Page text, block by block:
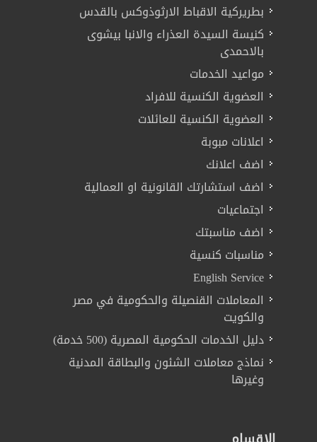
بطريركية الاقباط الارثوذوكس بالقدس
كنيسة السيدة العذراء والانبا بيشوى
بالاحمدى
مواعيد الخدمات
العضوية الكنسية للافراد
العضوية الكنسية للعائلات
اعلانات مبوبة
اضف اعلانك
اضف استشارتك القانونية او العمالية
اجتماعيات
اضف مناسبتك
مناسبات كنسية
English Service
المعاملات القنصيلة والحكومية في مصر
والكويت
دليل الخدمات الحكومية المصرية (500 خدمة)
نماذج معاملات الشئون والبطاقة المدنية
وغيرها